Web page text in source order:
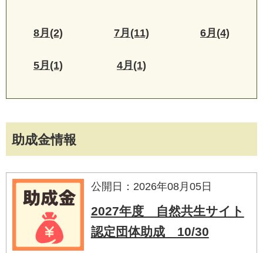
助成金情報
公開日：2026年08月05日
2027年度 自然共生サイト
認定団体助成 10/30
8月(2) 7月(11) 6月(4)
5月(1) 4月(1)